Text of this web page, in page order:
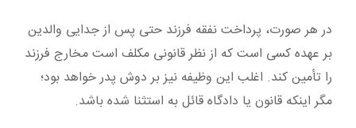
در هر صورت، پرداخت نفقه فرزند حتی پس از جدایی والدین
بر عهده کسی است که از نظر قانونی مکلف است مخارج فرزند
را تأمین کند. اغلب این وظیفه نیز بر دوش پدر خواهد بود؛
مگر اینکه قانون یا دادگاه قائل به استثنا شده باشد.